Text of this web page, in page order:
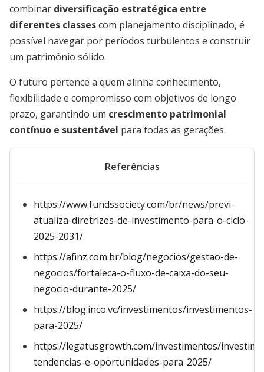
combinar diversificação estratégica entre
diferentes classescom planejamento disciplinado, é
possível navegar por períodos turbulentos e construir
um patrimônio sólido.
O futuro pertence a quem alinha conhecimento,
flexibilidade e compromisso com objetivos de longo
prazo, garantindo um crescimento patrimonial
contínuo e sustentável para todas as gerações.
Referências
https://www.fundssociety.com/br/news/previ-
atualiza-diretrizes-de-investimento-para-o-ciclo-
2025-2031/
https://afinz.com.br/blog/negocios/gestao-de-
negocios/fortaleca-o-fluxo-de-caixa-do-seu-
negocio-durante-2025/
https://blog.inco.vc/investimentos/investimentos-
para-2025/
https://legatusgrowth.com/investimentos/
tendencias-e-oportunidades-para-2025/